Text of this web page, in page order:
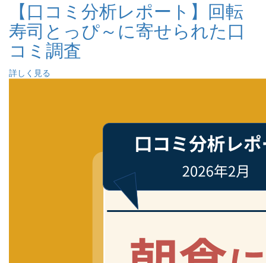
【口コミ分析レポート】回転
寿司とっぴ～に寄せられた口
コミ調査
詳しく見る